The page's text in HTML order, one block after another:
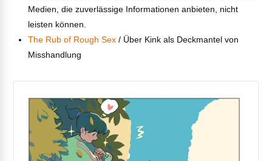
Medien, die zuverlässige Informationen anbieten, nicht
leisten können.
The Rub of Rough Sex/ Über Kink als Deckmantel von
Misshandlung